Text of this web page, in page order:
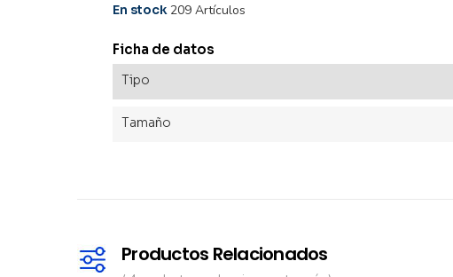
En stock 209 Artículos
Ficha de datos
Tipo
Tamaño
Productos Relacionados